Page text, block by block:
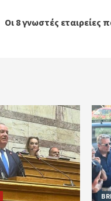
Οι 8 γνωστές εταιρείες